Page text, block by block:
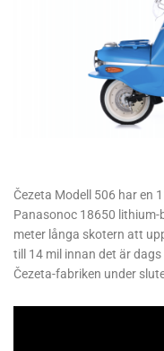
Čezeta Modell 506 har en
Panasonoc 18650
meter långa skotern att
till 14 mil innan det är
Čezeta-fabriken under